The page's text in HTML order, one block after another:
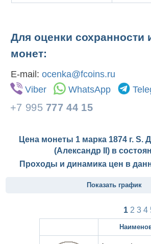
Для оценки сохранности
монет:
E-mail: ocenka@fcoins.ru
Viber
WhatsApp
+7 995 777 44 15
Цена монеты 1 марка 1874 г. S.
(Александр II) в
Проходы и динамика цен в
Показать график
1 2 3 4